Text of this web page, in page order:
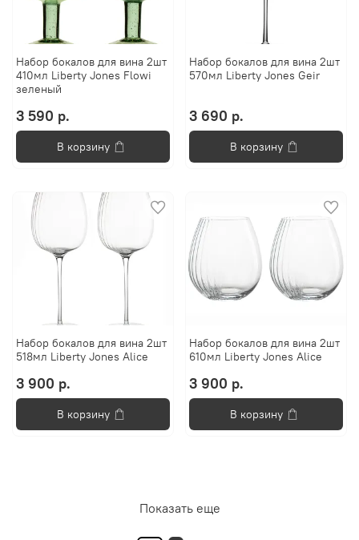
Набор бокалов для вина 2шт
410мл Liberty Jones Flowi
зеленый
3 590 р.
В корзину
Набор бокалов для вина 2шт
570мл Liberty Jones Geir
3 690 р.
В корзину
Набор бокалов для вина 2шт
518мл Liberty Jones Alice
3 900 р.
В корзину
Набор бокалов для вина 2шт
610мл Liberty Jones Alice
3 900 р.
В корзину
Показать еще